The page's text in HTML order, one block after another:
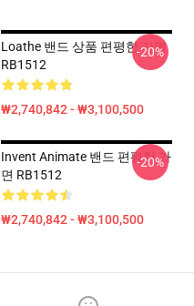
Loathe 밴드 상품 편평한 가면
RB1512
₩2,740,842 - ₩3,100,500
-20%
Invent Animate 밴드 편평한 가
면 RB1512
₩2,740,842 - ₩3,100,500
-20%